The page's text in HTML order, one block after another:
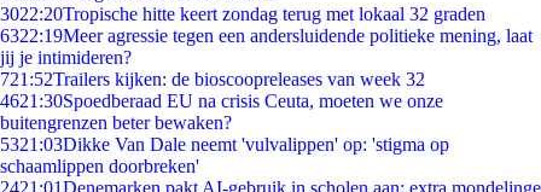
3022:20Tropische hitte keert zondag terug met lokaal 32 graden
6322:19Meer agressie tegen een andersluidende politieke mening, laat
jij je intimideren?
721:52Trailers kijken: de bioscoopreleases van week 32
4621:30Spoedberaad EU na crisis Ceuta, moeten we onze
buitengrenzen beter bewaken?
5321:03Dikke Van Dale neemt 'vulvalippen' op: 'stigma op
schaamlippen doorbreken'
2421:01Denemarken pakt AI-gebruik in scholen aan: extra mondelinge